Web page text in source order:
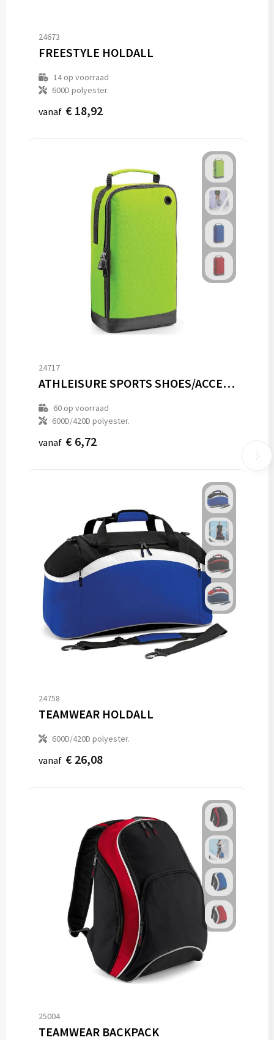
24673
FREESTYLE HOLDALL
14op voorraad
600D polyester.
vanaf € 18,92
24717
ATHLEISURE SPORTS SHOES/ACCESSORY BAG
60op voorraad
600D/420D polyester.
vanaf € 6,72
24758
TEAMWEAR HOLDALL
600D/420D polyester.
vanaf € 26,08
25004
TEAMWEAR BACKPACK